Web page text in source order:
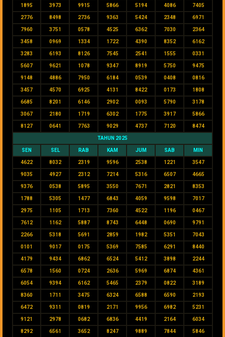
1895 3973 9915 5866 5194 4086 7405
2776 8498 2736 9363 5424 2348 6971
7960 3751 0578 4525 6362 7030 2364
3458 0969 1334 1722 4390 8352 6162
3283 6193 8126 7545 2541 1555 0331
5607 9621 1078 9347 8919 5750 9475
9148 4886 7950 6184 0539 0408 0816
3457 4570 6925 4131 8422 0173 1808
6685 8201 6146 2902 0093 5790 3178
3067 2180 1719 6302 1775 3917 5866
8127 0641 7763 9029 4737 7120 8474
TAHUN 2025
SEN SEL RAB KAM JUM SAB MIN
4622 8032 2319 9596 2538 1221 3547
9035 4927 2312 7214 5316 6507 4665
9376 0538 5895 3550 7671 2821 8353
1788 5305 1477 6843 4059 9598 7017
2975 1105 1713 7360 4522 1196 0467
7612 1162 5887 8743 6448 0690 9791
2266 5318 5691 2859 1982 5351 7043
0101 9017 0175 5369 7585 6291 8440
4179 9434 6862 6524 5412 3898 2244
6578 1560 0724 2636 5969 6874 4361
6054 9394 6162 5465 2379 0822 3189
8360 1711 3475 6324 6588 6590 2193
6472 9311 0819 2171 9956 6982 5231
9121 2978 0682 6836 4419 2164 6034
8292 6561 3652 8247 9889 7844 5846